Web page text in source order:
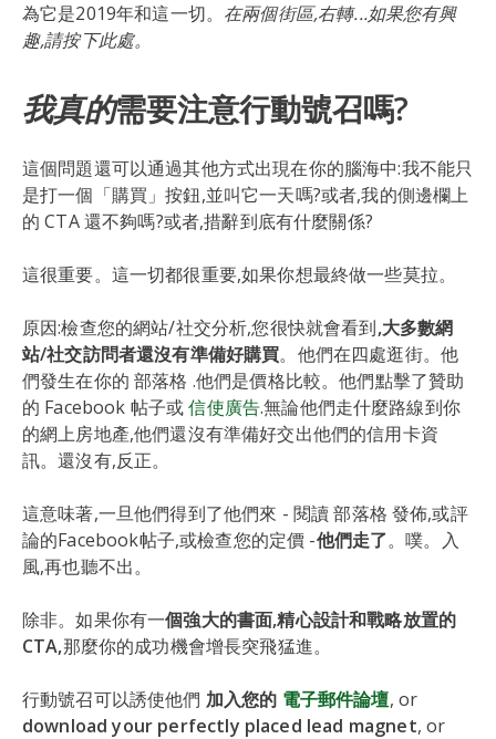
為它是2019年和這一切。 在兩個街區,右轉...如果您有興
趣,請按下此處。
我真的需要注意行動號召嗎?
這個問題還可以通過其他方式出現在你的腦海中:我不能只
是打一個「購買」按鈕,並叫它一天嗎?或者,我的側邊欄上
的 CTA 還不夠嗎?或者,措辭到底有什麼關係?
這很重要。這一切都很重要,如果你想最終做一些莫拉。
原因:檢查您的網站/社交分析,您很快就會看到,大多數網
站/社交訪問者還沒有準備好購買。他們在四處逛街。他
們發生在你的 部落格 .他們是價格比較。他們點擊了贊助
的 Facebook 帖子或信使廣告.無論他們走什麼路線到你
的網上房地產,他們還沒有準備好交出他們的信用卡資
訊。還沒有,反正。
這意味著,一旦他們得到了他們來 - 閱讀 部落格 發佈,或評
論的Facebook帖子,或檢查您的定價 -他們走了。噗。入
風,再也聽不出。
除非。如果你有一個強大的書面,精心設計和戰略放置的
CTA,那麼你的成功機會增長突飛猛進。
行動號召可以誘使他們 加入您的 電子郵件論壇, or
download your perfectly placed lead magnet, or